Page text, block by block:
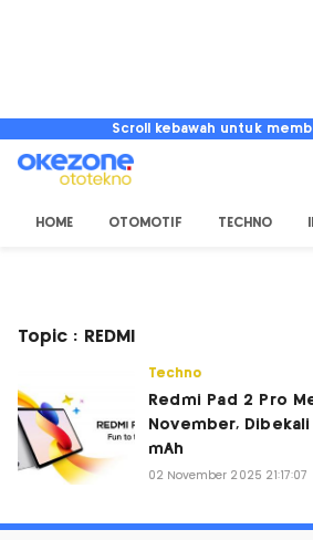
Scroll kebawah untuk
HOME OTOMOTIF TECHNO
Topic : REDMI
Techno
Redmi Pad 2 Pro
November,
mAh
02 November 2025 21:17:07